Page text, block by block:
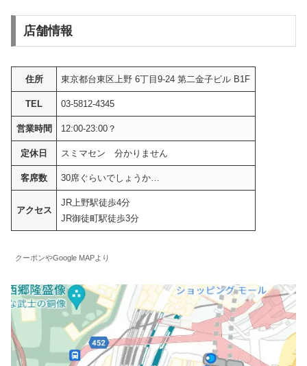
店舗情報
住所 東京都台東区上野 6丁目9-24 第二金子ビル B1F
TEL 03-5812-4345
営業時間 12:00-23:00？
定休日 スミマセン 分かりません
客席数 30席ぐらいでしょうか…
アクセス
JR上野駅徒歩4分
JR御徒町駅徒歩3分
クーポンやGoogle MAPより